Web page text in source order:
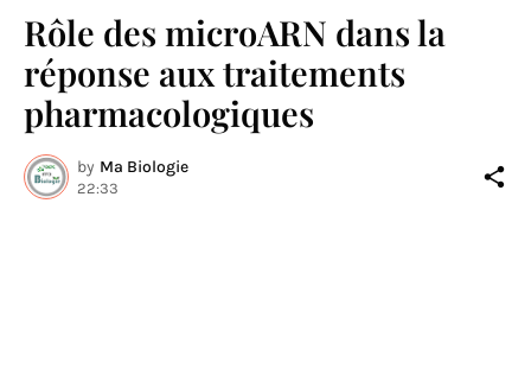
Rôle des microARN dans la
réponse aux traitements
pharmacologiques
by Ma Biologie
22:33